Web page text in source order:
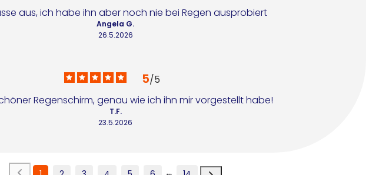
aus, ich habe ihn aber noch nie bei Regen ausprobiert
26.5.2026
Angela G.
5/5
Regenschirm, genau wie ich ihn mir vorgestellt habe!
23.5.2026
T.F.